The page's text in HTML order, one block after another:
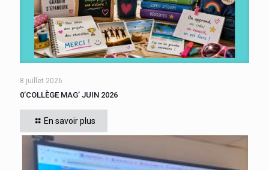
8 juillet 2026
0’COLLÈGE MAG’ JUIN 2026
En savoir plus